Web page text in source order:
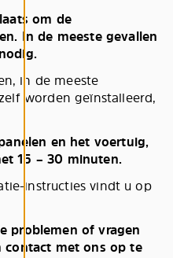
om de
In de meeste gevallen
in de meeste
worden geïnstalleerd,
en het voertuig,
15 – 30 minuten.
instructies vindt u op
problemen of vragen
contact met ons op te